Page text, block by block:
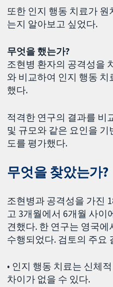
또한 인지 행동 치료가 원
는지 알아보고 싶었다.
무엇을 했는가?
조현병 환자의 공격성을
와 비교하여 인지 행동
했다.
적격한 연구의 결과를 비
및 규모와 같은 요인을
도를 평가했다.
무엇을 찾았는가?
조현병과 공격성을 가진
고 3개월에서 6개월 사이
견했다. 한 연구는 영국
수행되었다. 검토의 주요
• 인지 행동 치료는 신체
차이가 없을 수 있다.